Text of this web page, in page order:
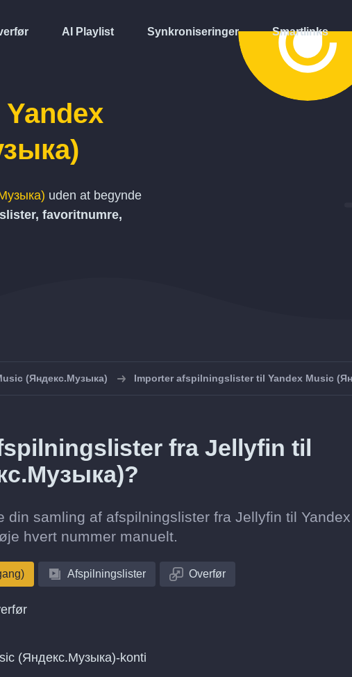
AI Playlist Synkroniseringer Smartlinks
Yandex
uden at begynde
favoritnumre,
(Яндекс.Музыка) Importer afspilningslister til Yandex Music
fra Jellyfin til
din samling af afspilningslister fra Jellyfin til Yandex
hvert nummer manuelt.
Afspilningslister Overfør
(Яндекс.Музыка)-konti